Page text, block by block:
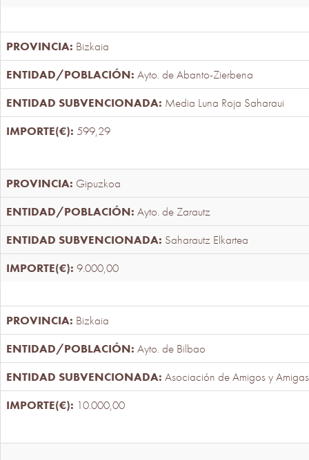
Bizkaia
Ayto. de Abanto-Zierbena
Media Luna Roja Saharaui
599,29
Gipuzkoa
Ayto. de Zarautz
Saharautz Elkartea
9.000,00
Bizkaia
Ayto. de Bilbao
Asociación de Amigos y
10.000,00